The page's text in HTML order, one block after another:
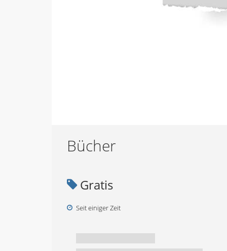
Bücher
Gratis
Seit einiger Zeit